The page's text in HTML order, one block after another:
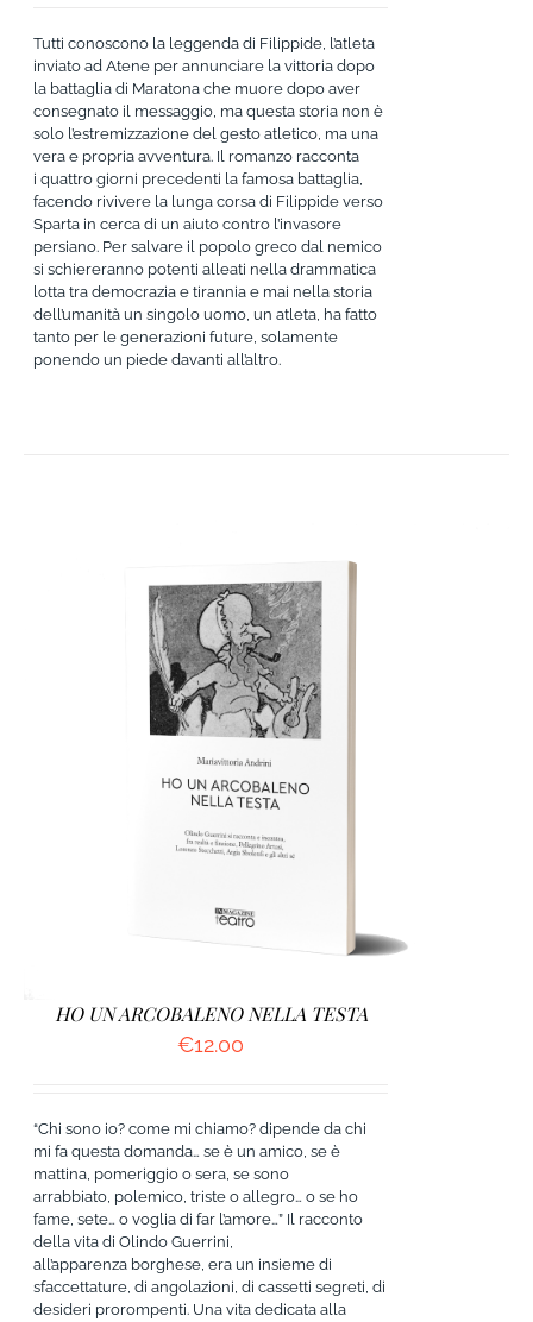
Tutti conoscono la leggenda di Filippide, l’atleta
inviato ad Atene per annunciare la vittoria dopo
la battaglia di Maratona che muore dopo aver
consegnato il messaggio, ma questa storia non è
solo l’estremizzazione del gesto atletico, ma una
vera e propria avventura. Il romanzo racconta
i quattro giorni precedenti la famosa battaglia,
facendo rivivere la lunga corsa di Filippide verso
Sparta in cerca di un aiuto contro l’invasore
persiano. Per salvare il popolo greco dal nemico
si schiereranno potenti alleati nella drammatica
lotta tra democrazia e tirannia e mai nella storia
dell’umanità un singolo uomo, un atleta, ha fatto
tanto per le generazioni future, solamente
ponendo un piede davanti all’altro.
AGGIUNGI AL CARRELLO
HO UN ARCOBALENO NELLA TESTA
€12.00
“Chi sono io? come mi chiamo? dipende da chi
mi fa questa domanda… se è un amico, se è
mattina, pomeriggio o sera, se sono
arrabbiato, polemico, triste o allegro… o se ho
fame, sete… o voglia di far l’amore…” Il racconto
della vita di Olindo Guerrini,
all’apparenza borghese, era un insieme di
sfaccettature, di angolazioni, di cassetti segreti, di
desideri prorompenti. Una vita dedicata alla